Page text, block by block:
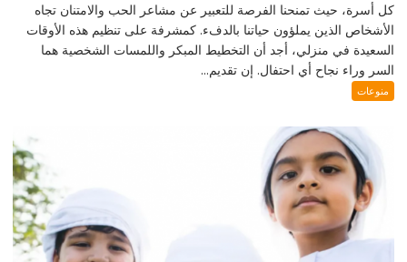
كل أسرة، حيث تمنحنا الفرصة للتعبير عن مشاعر الحب والامتنان تجاه
الأشخاص الذين يملؤون حياتنا بالدفء. كمشرفة على تنظيم هذه الأوقات
السعيدة في منزلي، أجد أن التخطيط المبكر واللمسات الشخصية هما
السر وراء نجاح أي احتفال. إن تقديم...
منوعات